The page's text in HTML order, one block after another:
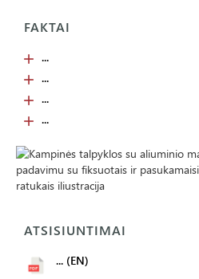
FAKTAI
...
...
...
...
ATSISIUNTIMAI
... (EN)